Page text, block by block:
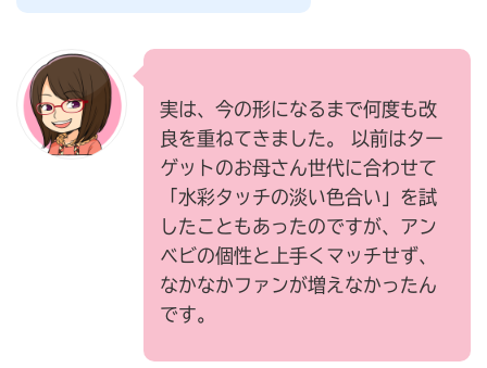
実は、今の形になるまで何度も改
良を重ねてきました。 以前はター
ゲットのお母さん世代に合わせて
「水彩タッチの淡い色合い」を試
したこともあったのですが、アン
ベビの個性と上手くマッチせず、
なかなかファンが増えなかったん
です。